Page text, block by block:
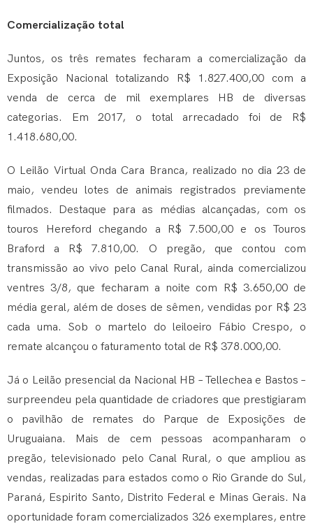
Comercialização total
Juntos, os três remates fecharam a comercialização da
Exposição Nacional totalizando R$ 1.827.400,00 com a
venda de cerca de mil exemplares HB de diversas
categorias. Em 2017, o total arrecadado foi de R$
1.418.680,00.
O Leilão Virtual Onda Cara Branca, realizado no dia 23 de
maio, vendeu lotes de animais registrados previamente
filmados. Destaque para as médias alcançadas, com os
touros Hereford chegando a R$ 7.500,00 e os Touros
Braford a R$ 7.810,00. O pregão, que contou com
transmissão ao vivo pelo Canal Rural, ainda comercializou
ventres 3/8, que fecharam a noite com R$ 3.650,00 de
média geral, além de doses de sêmen, vendidas por R$ 23
cada uma. Sob o martelo do leiloeiro Fábio Crespo, o
remate alcançou o faturamento total de R$ 378.000,00.
Já o Leilão presencial da Nacional HB – Tellechea e Bastos –
surpreendeu pela quantidade de criadores que prestigiaram
o pavilhão de remates do Parque de Exposições de
Uruguaiana. Mais de cem pessoas acompanharam o
pregão, televisionado pelo Canal Rural, o que ampliou as
vendas, realizadas para estados como o Rio Grande do Sul,
Paraná, Espirito Santo, Distrito Federal e Minas Gerais. Na
oportunidade foram comercializados 326 exemplares, entre